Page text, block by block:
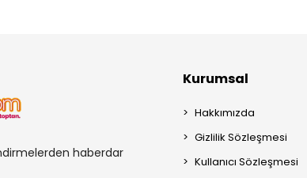
haberdar
Kurumsal
Hakkımızda
Gizlilik Sözleşmesi
Kullanıcı Sözleşmesi